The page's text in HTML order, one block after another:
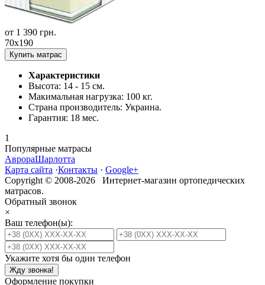
от 1 390 грн.
70x190
Купить матрас
Характеристики
Высота: 14 - 15 см.
Макимальная нагрузка: 100 кг.
Страна производитель: Украина.
Гарантия: 18 мес.
1
Популярные матрасы
АврораШарлотта
Карта сайта ·Контакты · Google+
Copyright © 2008-2026 Интернет-магазин ортопедических
матрасов.
Обратный звонок
×
Ваш телефон(ы):
Укажите хотя бы один телефон
Жду звонка!
Оформление покупки